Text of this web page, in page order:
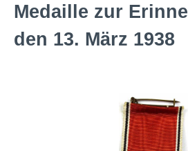
Medaille zur
den 13. März 1938